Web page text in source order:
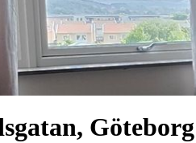
Göteborg